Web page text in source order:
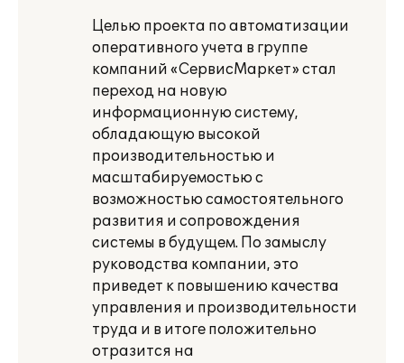
Целью проекта по автоматизации
оперативного учета в группе
компаний «СервисМаркет» стал
переход на новую
информационную систему,
обладающую высокой
производительностью и
масштабируемостью с
возможностью самостоятельного
развития и сопровождения
системы в будущем. По замыслу
руководства компании, это
приведет к повышению качества
управления и производительности
труда и в итоге положительно
отразится на